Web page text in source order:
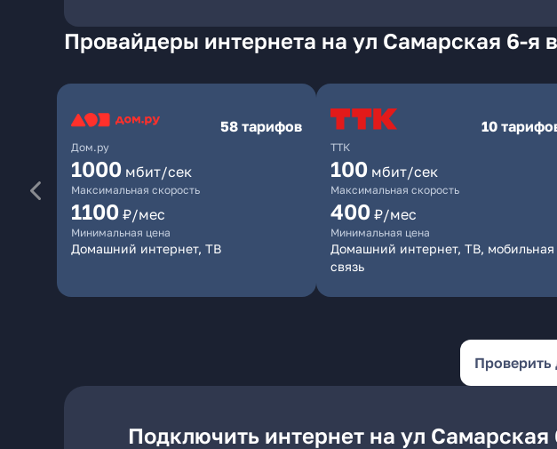
Провайдеры интернета на ул Самарская 6-я
Дом.ру
58 тарифов
1000 мбит/сек
Максимальная скорость
1100 ₽/мес
Минимальная цена
Домашний интернет, ТВ
ТТК
10
100 мбит/сек
Максимальная скорость
400 ₽/мес
Минимальная цена
Домашний интернет, ТВ, мобильная
связь
Проверить
Подключить интернет на ул